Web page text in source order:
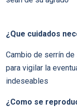
¿Que cuidados
Cambio de serrí­n de
para vigilar la
indeseables
¿Como se